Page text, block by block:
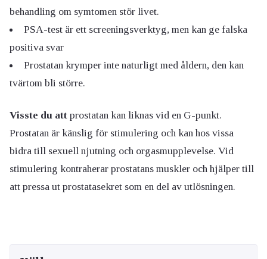
behandling om symtomen stör livet.
PSA-test är ett screeningsverktyg, men kan ge falska
positiva svar
Prostatan krymper inte naturligt med åldern, den kan
tvärtom bli större.
Visste du att prostatan kan liknas vid en G-punkt.
Prostatan är känslig för stimulering och kan hos vissa
bidra till sexuell njutning och orgasmupplevelse. Vid
stimulering kontraherar prostatans muskler och hjälper till
att pressa ut prostatasekret som en del av utlösningen.